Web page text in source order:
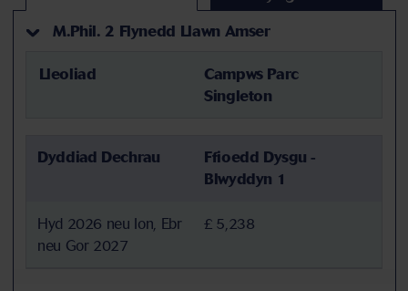
M.Phil. 2 Flynedd Llawn Amser
Lleoliad
Campws Parc
Singleton
Dyddiad Dechrau
Ffioedd Dysgu -
Blwyddyn 1
Hyd 2026 neu Ion, Ebr
neu Gor 2027
£ 5,238